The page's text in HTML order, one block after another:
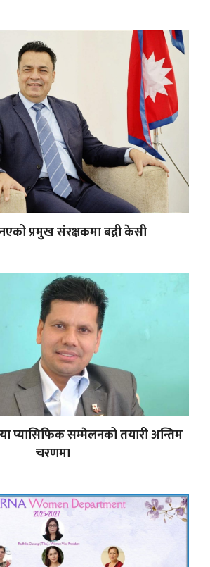
प्रमुख संरक्षकमा बद्री केसी
प्यासिफिक सम्मेलनको तयारी अन्तिम
चरणमा